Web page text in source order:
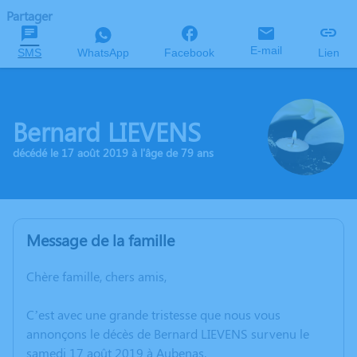
Partager
SMS WhatsApp Facebook E-mail Lien
Bernard LIEVENS
décédé le 17 août 2019 à l'âge de 79 ans
Message de la famille
Chère famille, chers amis,
C’est avec une grande tristesse que nous vous
annonçons le décès de Bernard LIEVENS survenu le
samedi 17 août 2019 à Aubenas.